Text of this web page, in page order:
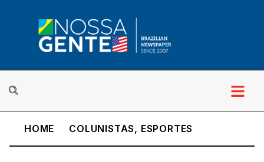
HOME COLUNISTAS, ESPORTES